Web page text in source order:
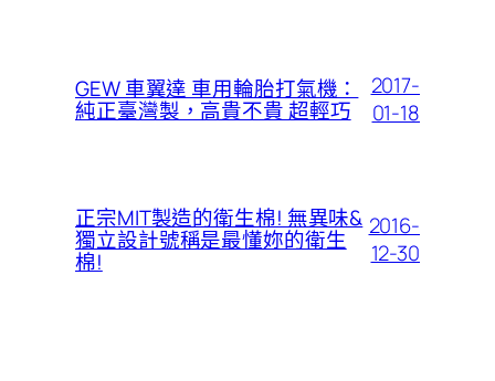
GEW 車翼達 車用輪胎打氣機：
純正臺灣製，高貴不貴 超輕巧
2017-
01-18
正宗MIT製造的衛生棉! 無異味&
獨立設計號稱是最懂妳的衛生
棉!
2016-
12-30